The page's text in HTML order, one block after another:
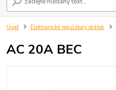
Úvod Elektronické regulátory otáček
AC 20A BEC